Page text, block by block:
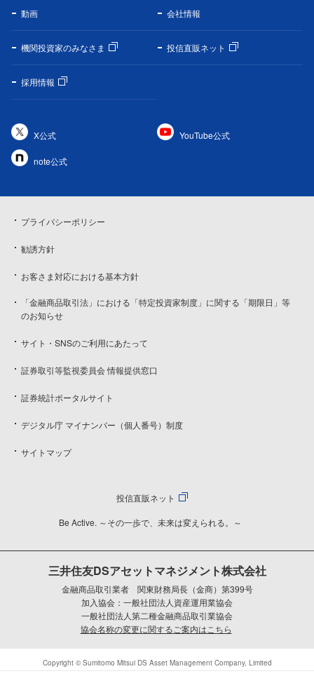
動画 会社情報
機関投資家のみなさま 投信直販ネット
採用情報
X公式 YouTube公式
note公式
プライバシーポリシー
勧誘方針
お客さま対応における基本方針
「金融商品取引法」における「特定投資家制度」に関する「期限日」等
のお知らせ
サイト・SNSのご利用にあたって
証券取引等監視委員会 情報提供窓口
証券統計ポータルサイト
デジタル庁 マイナンバー（個人番号）制度
サイトマップ
投信直販ネット
Be Active. ～その一歩で、未来は変えられる。～
三井住友DSアセットマネジメント株式会社
金融商品取引業者 関東財務局長（金商）第399号
加入協会：一般社団法人資産運用業協会
一般社団法人第二種金融商品取引業協会
協会名称の変更に関するご案内はこちら
Copyright © Sumitomo Mitsui DS Asset Management Company, Limited